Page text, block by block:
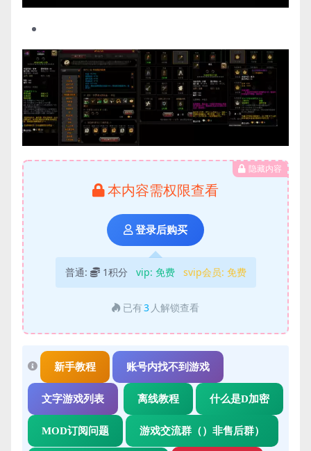
隐藏内容
本内容需权限查看
登录后购买
普通: 1积分 vip: 免费 svip会员: 免费
已有3 人解锁查看
新手教程 账号内找不到游戏
文字游戏列表 离线教程 什么是D加密
MOD订阅问题 游戏交流群（）非售后群）